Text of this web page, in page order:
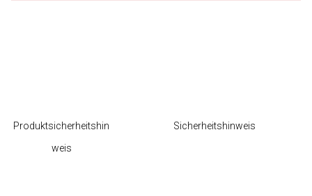
Produktsicherheitshin
weis
Sicherheitshinweis